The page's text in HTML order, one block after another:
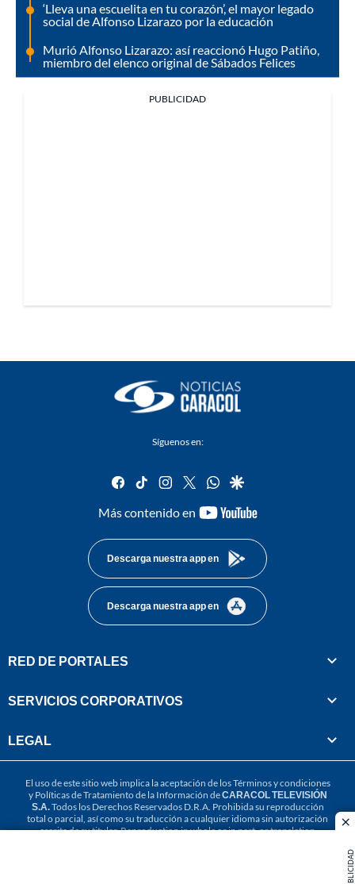
PUBLICIDAD
‘Lleva una escuelita en tu corazón’, el mayor legado
social de Alfonso Lizarazo por la educación
Murió Alfonso Lizarazo: así reaccionó Hugo Patiño,
miembro del elenco original de Sábados Felices
PUBLICIDAD
Síguenos en:
facebook
tiktok instagram
twitterwhatsapp
google
Más contenido en
youtube-
Descarga nuestra app en
Descarga nuestra app en
RED DE PORTALES
SERVICIOS CORPORATIVOS
LEGAL
El uso de este sitio web implica la aceptación de losTérminos y condiciones
y Políticas de Tratamiento de la Información deCARACOL TELEVISIÓN
S.A.Todos los Derechos Reservados D.R.A. Prohibida su reproducción
total o parcial, así como su traducción a cualquier idioma sin autorización
escrita de su titular. Reproduction in whole or in part, or translation